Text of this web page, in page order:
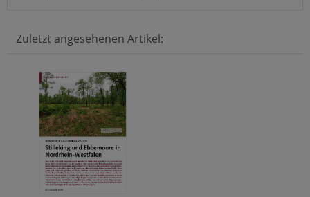
Zuletzt angesehenen Artikel: